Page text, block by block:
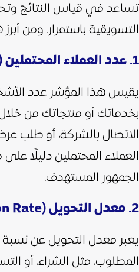
تساعد في قياس النتائج
التسويقية باستمرار. ومن
1. عدد العملاء المحتملين (Leads)
يقيس هذا المؤشر عدد
بخدماتك أو منتجاتك من
الاتصال بالشركة، أو طلب
العملاء المحتملين دليلًا
الجمهور المستهدف.
2. معدل التحويل (Conversion Rate)
يعبر معدل التحويل عن نسبة
المطلوب، مثل الشراء، أو